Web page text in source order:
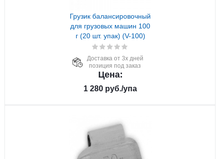
Грузик балансировочный
для грузовых машин 100
г (20 шт. упак) (V-100)
Доставка от 3х дней
позиция под заказ
Цена:
1 280 руб./упа